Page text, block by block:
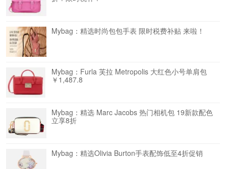
Mybag：精选时尚包包手表 限时税费补贴 来啦！
Mybag：Furla 芙拉 Metropolis 大红色小号单肩包
￥1,487.8
Mybag：精选 Marc Jacobs 热门相机包 19新款配色
立享8折
Mybag：精选Olivia Burton手表配饰低至4折促销